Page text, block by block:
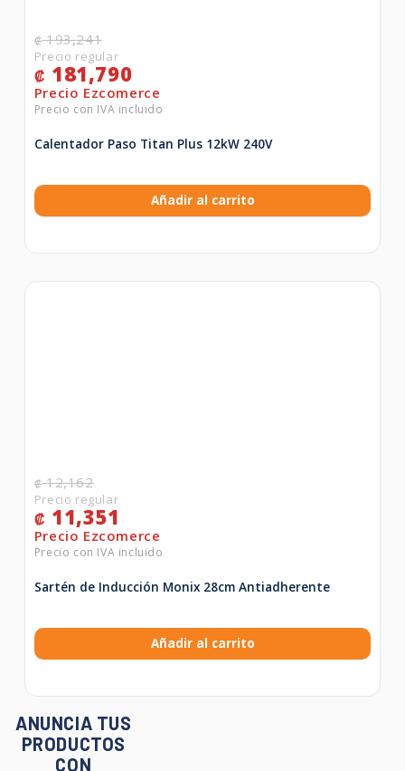
₡193,241
₡ 181,790
Calentador Paso Titan Plus 12kW 240V
Añadir al carrito
₡12,162
₡ 11,351
Sartén de Inducción Monix 28cm Antiadherente
Añadir al carrito
ANUNCIA TUS
PRODUCTOS
CON